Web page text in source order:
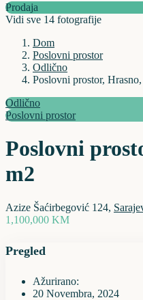
Prodaja
Vidi sve 14 fotografije
Dom
Poslovni prostor
Odlično
Poslovni prostor,
Odlično
Poslovni prostor
Poslovni
m2
Azize Šaćirbegović 124,
1,100,000 KM
Pregled
Ažurirano:
20 Novembra, 2024